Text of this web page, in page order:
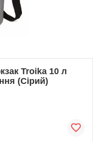
Troika 10 л
(Сірий)